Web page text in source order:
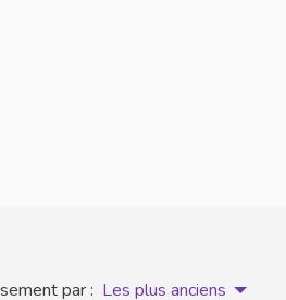
par : Les plus anciens